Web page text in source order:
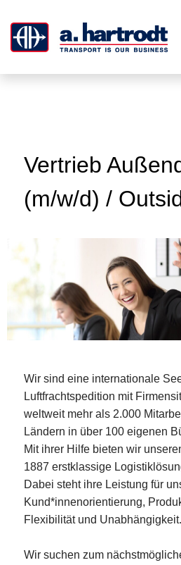
Karriere
Bewerbungstipps
Vertrieb
(m/w/d) /
Wir sind eine internationale
Luftfrachtspedition mit
weltweit mehr als 2.000
Ländern in über 100 eigenen
Mit ihrer Hilfe bieten wir
1887 erstklassige
Dabei steht ihre Leistung für
Kund*innenorientierung,
Flexibilität und Unabhängigkeit.
Wir suchen zum